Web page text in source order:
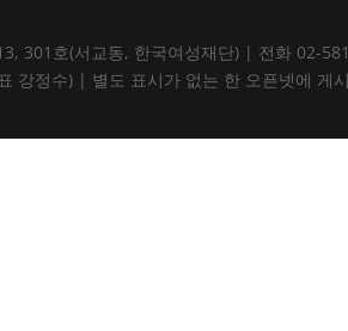
301호(서교동, 한국여성재단) | 전화
정수) | 별도 표시가 없는 한 오픈넷에 게